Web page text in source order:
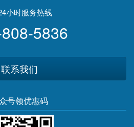
小时服务热线
5836
联系我们
号领优惠码